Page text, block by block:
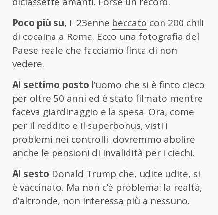
Poco più su, il 23enne beccato con 200 chili
di cocaina a Roma. Ecco una fotografia del
Paese reale che facciamo finta di non
vedere.
Al settimo posto l’uomo che si è finto cieco
per oltre 50 anni ed è stato filmato mentre
faceva giardinaggio e la spesa. Ora, come
per il reddito e il superbonus, visti i
problemi nei controlli, dovremmo abolire
anche le pensioni di invalidità per i ciechi.
Al sesto Donald Trump che, udite udite, si
è vaccinato. Ma non c’è problema: la realtà,
d’altronde, non interessa più a nessuno.